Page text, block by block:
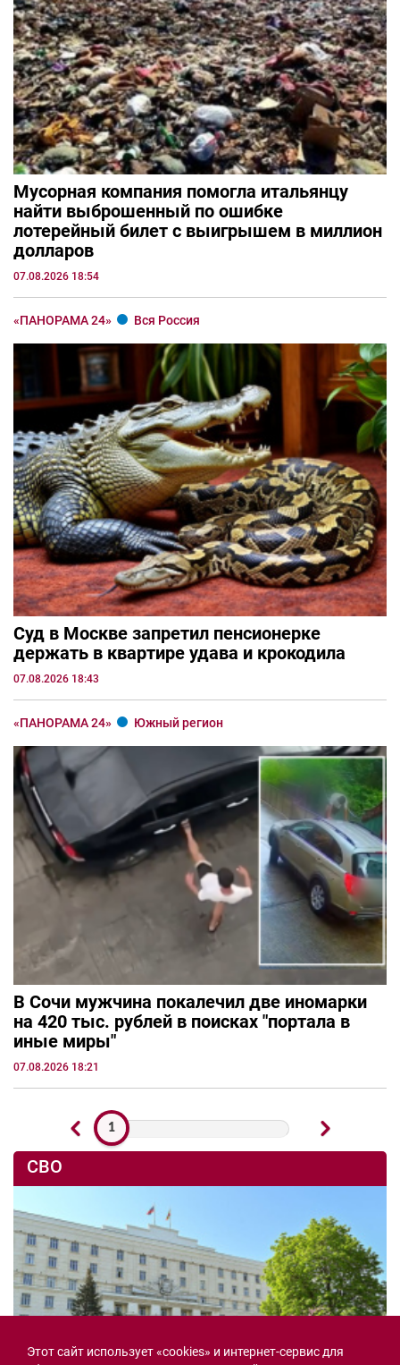
Мусорная компания помогла итальянцу
найти выброшенный по ошибке
лотерейный билет с выигрышем в миллион
долларов
07.08.2026 18:54
«ПАНОРАМА 24» Вся Россия
Суд в Москве запретил пенсионерке
держать в квартире удава и крокодила
07.08.2026 18:43
«ПАНОРАМА 24» Южный регион
В Сочи мужчина покалечил две иномарки
на 420 тыс. рублей в поисках "портала в
иные миры"
07.08.2026 18:21
1
СВО
Этот сайт использует «cookies» и интернет-сервис для